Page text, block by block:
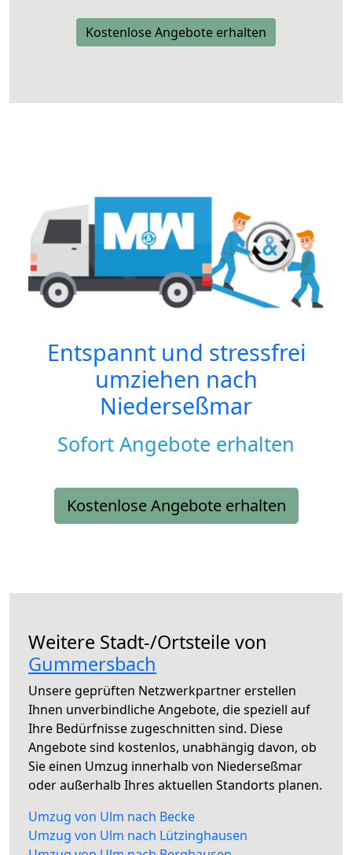
Kostenlose Angebote erhalten
Entspannt und stressfrei
umziehen nach
Niederseßmar
Sofort Angebote erhalten
Kostenlose Angebote erhalten
Weitere Stadt-/Ortsteile von
Gummersbach
Unsere geprüften Netzwerkpartner erstellen
Ihnen unverbindliche Angebote, die speziell auf
Ihre Bedürfnisse zugeschnitten sind. Diese
Angebote sind kostenlos, unabhängig davon, ob
Sie einen Umzug innerhalb von Niederseßmar
oder außerhalb Ihres aktuellen Standorts planen.
Umzug von Ulm nach Becke
Umzug von Ulm nach Lützinghausen